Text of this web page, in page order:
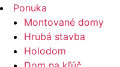
Ponuka
Montované domy
Hrubá stavba
Holodom